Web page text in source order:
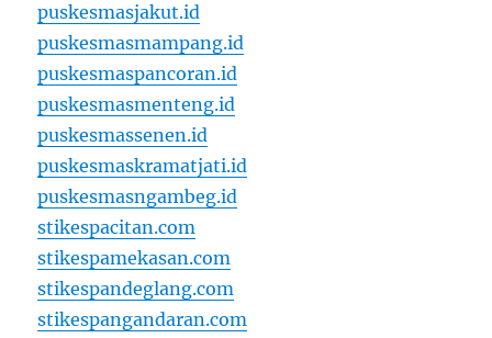
puskesmasjakut.id
puskesmasmampang.id
puskesmaspancoran.id
puskesmasmenteng.id
puskesmassenen.id
puskesmaskramatjati.id
puskesmasngambeg.id
stikespacitan.com
stikespamekasan.com
stikespandeglang.com
stikespangandaran.com